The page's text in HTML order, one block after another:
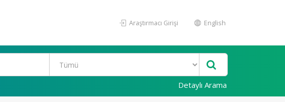
Araştırmacı Girişi English
Detaylı Arama